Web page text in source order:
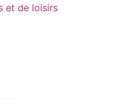
et de loisirs